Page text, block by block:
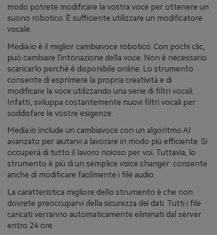
modo potrete modificare la vostra voce per ottenere un
suono robotico. È sufficiente utilizzare un modificatore
vocale.
Media.io è il miglior cambiavoce robotico. Con pochi clic,
può cambiare l'intonazione della voce. Non è necessario
scaricarlo perché è disponibile online. Lo strumento
consente di esprimere la propria creatività e di
modificare la voce utilizzando una serie di filtri vocali.
Infatti, sviluppa costantemente nuovi filtri vocali per
soddisfare le vostre esigenze.
Media.io include un cambiavoce con un algoritmo AI
avanzato per aiutarvi a lavorare in modo più efficiente. Si
occuperà di tutto il lavoro noioso per voi. Tuttavia, lo
strumento è più di un semplice voice changer: consente
anche di modificare facilmente i file audio.
La caratteristica migliore dello strumento è che non
dovrete preoccuparvi della sicurezza dei dati. Tutti i file
caricati verranno automaticamente eliminati dal server
entro 24 ore.